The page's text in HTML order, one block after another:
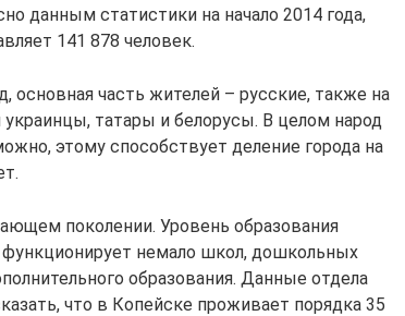
данным статистики на начало 2014 года,
141 878 человек.
основная часть жителей – русские, также на
татары и белорусы. В целом народ
этому способствует деление города на
поколении. Уровень образования
немало школ, дошкольных
образования. Данные отдела
что в Копейске проживает порядка 35